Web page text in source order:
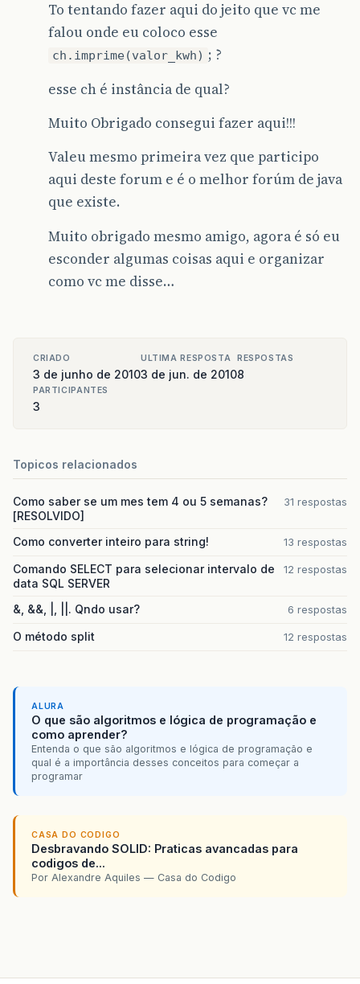
To tentando fazer aqui do jeito que vc me
falou onde eu coloco esse
ch.imprime(valor_kwh) ; ?
esse ch é instância de qual?
Muito Obrigado consegui fazer aqui!!!
Valeu mesmo primeira vez que participo
aqui deste forum e é o melhor forúm de java
que existe.
Muito obrigado mesmo amigo, agora é só eu
esconder algumas coisas aqui e organizar
como vc me disse…
CRIADO
3 de junho de 2010
ULTIMA RESPOSTA
3 de jun. de 2010
RESPOSTAS
8
PARTICIPANTES
3
Topicos relacionados
Como saber se um mes tem 4 ou 5 semanas?
[RESOLVIDO]
31 respostas
Como converter inteiro para string! 13 respostas
Comando SELECT para selecionar intervalo de
data SQL SERVER
12 respostas
&, &&, |, ||. Qndo usar? 6 respostas
O método split 12 respostas
ALURA
O que são algoritmos e lógica de programação e
como aprender?
Entenda o que são algoritmos e lógica de programação e
qual é a importância desses conceitos para começar a
programar
CASA DO CODIGO
Desbravando SOLID: Praticas avancadas para
codigos de...
Por Alexandre Aquiles — Casa do Codigo